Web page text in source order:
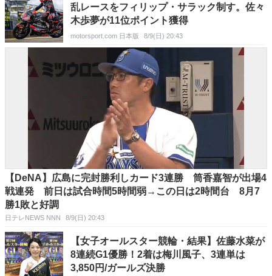
乱レースをフィリップ・サラック制す。佐々
木歩夢が11位ポイント獲得
motorsport.com 日本版 8/9(日) 20:43
【DeNA】広島に完封勝利しカード3連勝 筒香嘉智が出場4
戦連発 前日は試合時間5時間弱→この日は2時間台 8月7
勝1敗と好調
日テレNEWS NNN 8/9(日) 20:43
【女子オールスター競輪・結果】佐藤水菜が
8連続G1優勝！2着は梅川風子、3連単は
3,850円/ガールズ決勝